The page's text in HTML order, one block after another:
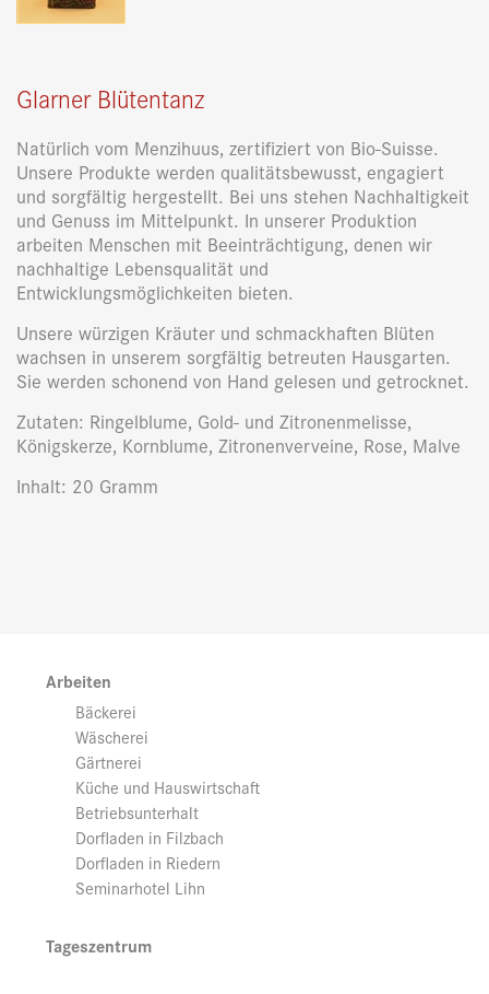
Glarner Blütentanz
Natürlich vom Menzihuus, zertifiziert von Bio-Suisse.
Unsere Produkte werden qualitätsbewusst, engagiert
und sorgfältig hergestellt. Bei uns stehen Nachhaltigkeit
und Genuss im Mittelpunkt. In unserer Produktion
arbeiten Menschen mit Beeinträchtigung, denen wir
nachhaltige Lebensqualität und
Entwicklungsmöglichkeiten bieten.
Unsere würzigen Kräuter und schmackhaften Blüten
wachsen in unserem sorgfältig betreuten Hausgarten.
Sie werden schonend von Hand gelesen und getrocknet.
Zutaten: Ringelblume, Gold- und Zitronenmelisse,
Königskerze, Kornblume, Zitronenverveine, Rose, Malve
Inhalt: 20 Gramm
Arbeiten
Bäckerei
Wäscherei
Gärtnerei
Küche und Hauswirtschaft
Betriebsunterhalt
Dorfladen in Filzbach
Dorfladen in Riedern
Seminarhotel Lihn
Tageszentrum